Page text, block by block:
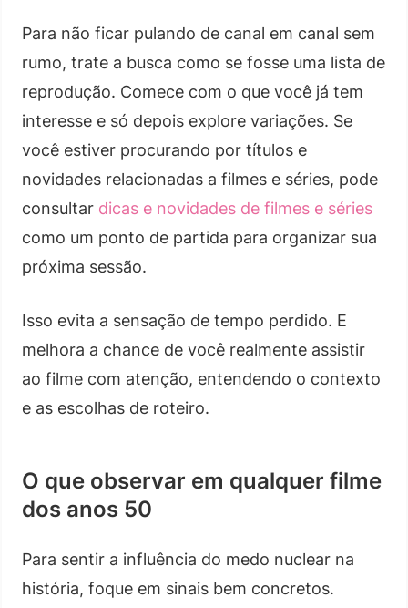
Para não ficar pulando de canal em canal sem
rumo, trate a busca como se fosse uma lista de
reprodução. Comece com o que você já tem
interesse e só depois explore variações. Se
você estiver procurando por títulos e
novidades relacionadas a filmes e séries, pode
consultar dicas e novidades de filmes e séries
como um ponto de partida para organizar sua
próxima sessão.
Isso evita a sensação de tempo perdido. E
melhora a chance de você realmente assistir
ao filme com atenção, entendendo o contexto
e as escolhas de roteiro.
O que observar em qualquer filme
dos anos 50
Para sentir a influência do medo nuclear na
história, foque em sinais bem concretos.